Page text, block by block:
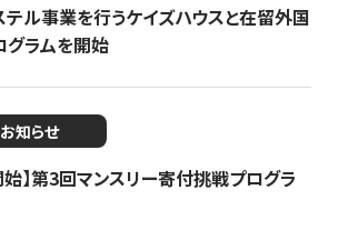
ル事業を行うケイズハウスと在留外国
ラムを開始
お知らせ
】第3回マンスリー寄付挑戦プログラ